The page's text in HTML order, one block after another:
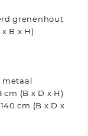
grenenhout
B x H)
metaal
cm (B x D x H)
cm (B x D x